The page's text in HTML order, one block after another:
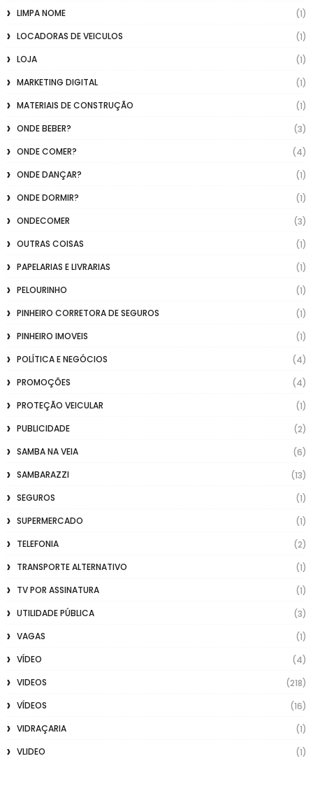
LIMPA NOME
(1)
LOCADORAS DE VEICULOS
(1)
LOJA
(1)
MARKETING DIGITAL
(1)
MATERIAIS DE CONSTRUÇÃO
(1)
ONDE BEBER?
(3)
ONDE COMER?
(4)
ONDE DANÇAR?
(1)
ONDE DORMIR?
(1)
ONDECOMER
(3)
OUTRAS COISAS
(1)
PAPELARIAS E LIVRARIAS
(1)
PELOURINHO
(1)
PINHEIRO CORRETORA DE SEGUROS
(1)
PINHEIRO IMOVEIS
(1)
POLÍTICA E NEGÓCIOS
(4)
PROMOÇÕES
(4)
PROTEÇÃO VEICULAR
(1)
PUBLICIDADE
(2)
SAMBA NA VEIA
(6)
SAMBARAZZI
(13)
SEGUROS
(1)
SUPERMERCADO
(1)
TELEFONIA
(2)
TRANSPORTE ALTERNATIVO
(1)
TV POR ASSINATURA
(1)
UTILIDADE PÚBLICA
(3)
VAGAS
(1)
VÍDEO
(4)
VIDEOS
(218)
VÍDEOS
(16)
VIDRAÇARIA
(1)
VLIDEO
(1)